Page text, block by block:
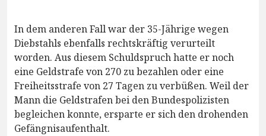
In dem anderen Fall war der 35-Jährige wegen
Diebstahls ebenfalls rechtskräftig verurteilt
worden. Aus diesem Schuldspruch hatte er noch
eine Geldstrafe von 270 zu bezahlen oder eine
Freiheitsstrafe von 27 Tagen zu verbüßen. Weil der
Mann die Geldstrafen bei den Bundespolizisten
begleichen konnte, ersparte er sich den drohenden
Gefängnisaufenthalt.